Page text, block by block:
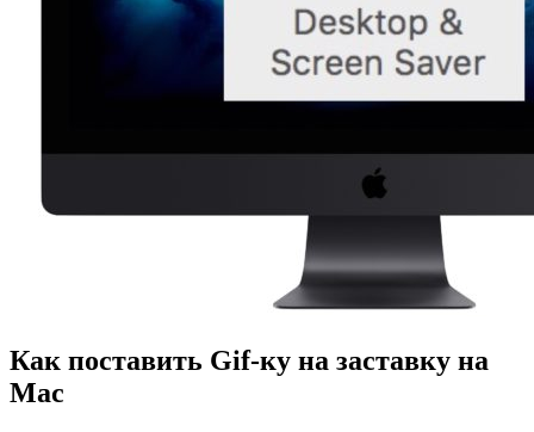
Как поставить Gif-ку на заставку на
Mac